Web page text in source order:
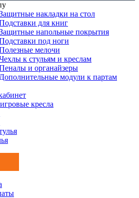
накладки на стол
для книг
напольные покрытия
под ноги
мелочи
к стульям и креслам
и органайзеры
Дополнительные модули к партам
кресла